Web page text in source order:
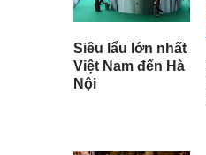
Siêu lẩu lớn nhất
Việt Nam đến Hà
Nội